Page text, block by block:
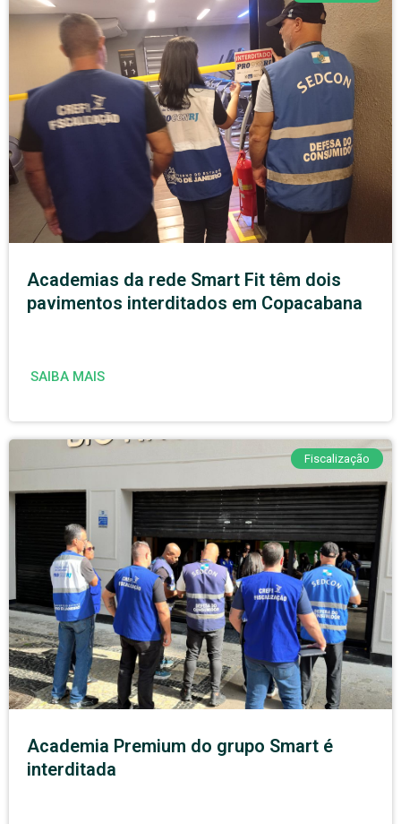
Academias da rede Smart Fit têm dois
pavimentos interditados em Copacabana
SAIBA MAIS
Fiscalização
Academia Premium do grupo Smart é
interditada